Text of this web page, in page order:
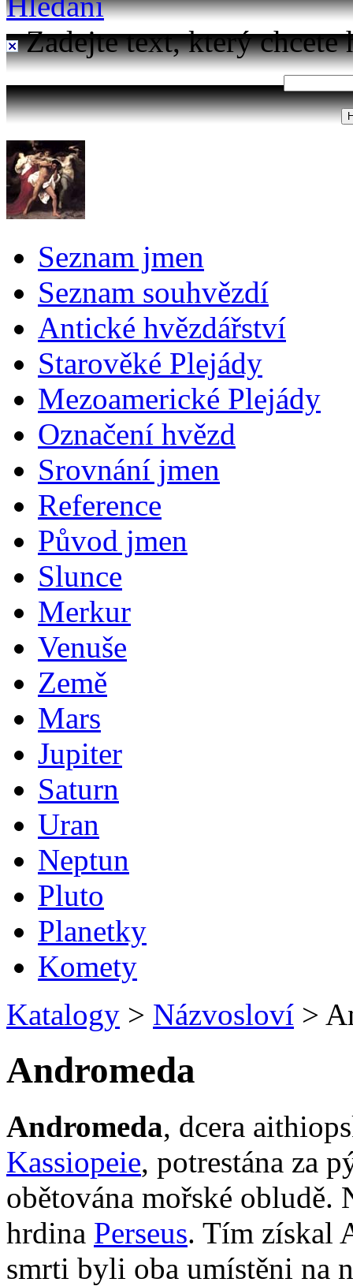
Zadejte text, který chcete
Seznam jmen
Seznam souhvězdí
Antické hvězdářství
Starověké Plejády
Mezoamerické Plejády
Označení hvězd
Srovnání jmen
Reference
Původ jmen
Slunce
Merkur
Venuše
Země
Mars
Jupiter
Saturn
Uran
Neptun
Pluto
Planetky
Komety
Katalogy > Názvosloví >
Andromeda
Andromeda, dcera
Kassiopeie, potrestána za
obětována mořské
hrdina Perseus. Tím získal
smrti byli oba umístěni na